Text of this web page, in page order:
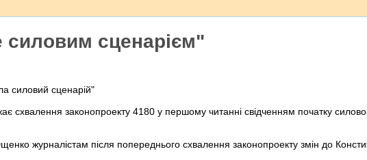
сценарієм"
силовий сценарій"
схвалення законопроекту 4180 у першому читанні свідченням початку
журналістам після попереднього схвалення законопроекту змін до